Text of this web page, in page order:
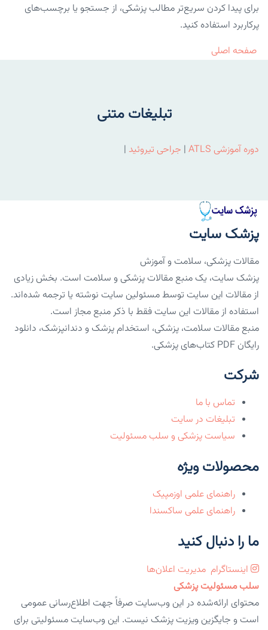
برای پیدا کردن سریع‌تر مطالب پزشکی، از جستجو یا برچسب‌های
پرکاربرد استفاده کنید.
صفحه اصلی
تبلیغات متنی
دوره آموزشی ATLS | جراحی تیروئید |
پزشک سایت
مقالات پزشکی، سلامت و آموزش
پزشک سایت، یک منبع مقالات پزشکی و سلامت است. بخش زیادی
از مقالات این سایت توسط مسئولین سایت نوشته یا ترجمه شده‌اند.
استفاده از مقالات این سایت فقط با ذکر منبع مجاز است.
منبع مقالات سلامت، پزشکی، استخدام پزشک و دندانپزشک، دانلود
رایگان PDF کتاب‌های پزشکی.
شرکت
تماس با ما
تبلیغات در سایت
سیاست پزشکی و سلب مسئولیت
محصولات ویژه
راهنمای علمی اوزمپیک
راهنمای علمی ساکسندا
ما را دنبال کنید
اینستاگرام مدیریت اعلان‌ها
سلب مسئولیت پزشکی
محتوای ارائه‌شده در این وب‌سایت صرفاً جهت اطلاع‌رسانی عمومی
است و جایگزین ویزیت پزشک نیست. این وب‌سایت مسئولیتی برای